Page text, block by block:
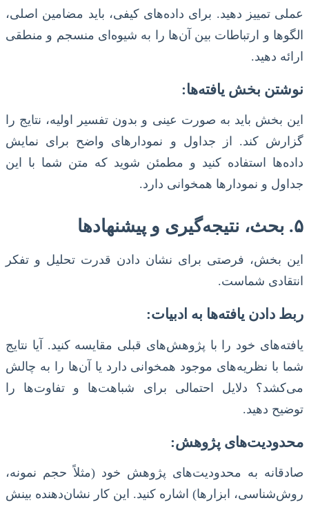
عملی تمییز دهید. برای داده‌های کیفی، باید مضامین اصلی،
الگوها و ارتباطات بین آن‌ها را به شیوه‌ای منسجم و منطقی
ارائه دهید.
نوشتن بخش یافته‌ها:
این بخش باید به صورت عینی و بدون تفسیر اولیه، نتایج را
گزارش کند. از جداول و نمودارهای واضح برای نمایش
داده‌ها استفاده کنید و مطمئن شوید که متن شما با این
جداول و نمودارها همخوانی دارد.
۵. بحث، نتیجه‌گیری و پیشنهادها
این بخش، فرصتی برای نشان دادن قدرت تحلیل و تفکر
انتقادی شماست.
ربط دادن یافته‌ها به ادبیات:
یافته‌های خود را با پژوهش‌های قبلی مقایسه کنید. آیا نتایج
شما با نظریه‌های موجود همخوانی دارد یا آن‌ها را به چالش
می‌کشد؟ دلایل احتمالی برای شباهت‌ها و تفاوت‌ها را
توضیح دهید.
محدودیت‌های پژوهش:
صادقانه به محدودیت‌های پژوهش خود (مثلاً حجم نمونه،
روش‌شناسی، ابزارها) اشاره کنید. این کار نشان‌دهنده بینش